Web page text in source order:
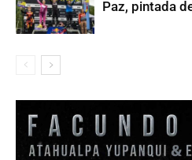
Paz, pintada